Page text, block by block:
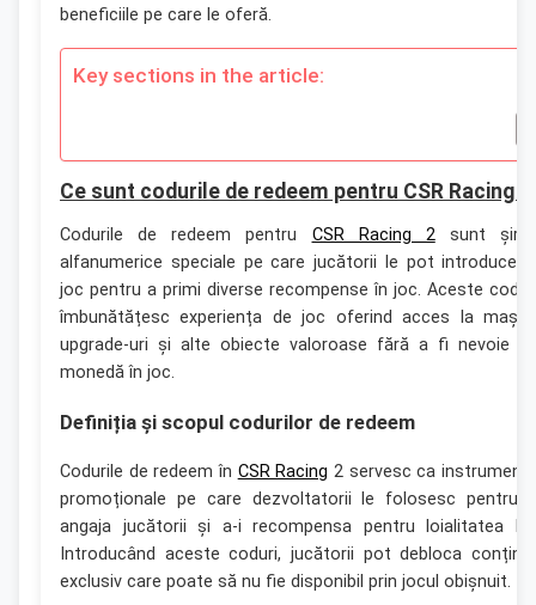
beneficiile pe care le oferă.
Key sections in the article:
Ce sunt codurile de redeem pentru CSR Racing
Codurile de redeem pentru CSR Racing 2sunt
alfanumerice speciale pe care jucătorii le pot introduce
joc pentru a primi diverse recompense în joc. Aceste
îmbunătățesc experiența de joc oferind acces la
upgrade-uri și alte obiecte valoroase fără a fi nevoie
monedă în joc.
Definiția și scopul codurilor de redeem
Codurile de redeem în CSR Racing 2 servesc ca
promoționale pe care dezvoltatorii le folosesc pentru
angaja jucătorii și a-i recompensa pentru loialitatea
Introducând aceste coduri, jucătorii pot debloca
exclusiv care poate să nu fie disponibil prin jocul obișnuit.